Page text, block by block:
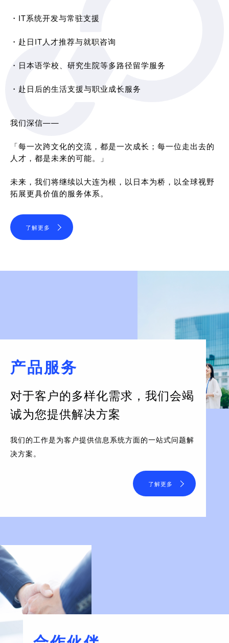
・IT系统开发与常驻支援
・赴日IT人才推荐与就职咨询
・日本语学校、研究生院等多路径留学服务
・赴日后的生活支援与职业成长服务
我们深信——
「每一次跨文化的交流，都是一次成长；每一位走出去的
人才，都是未来的可能。」
未来，我们将继续以大连为根，以日本为桥，以全球视野
拓展更具价值的服务体系。
了解更多
产品服务
对于客户的多样化需求， 我们会竭
诚为您提供解决方案
我们的工作是为客户提供信息系统方面的一站式问题解
决方案。
了解更多